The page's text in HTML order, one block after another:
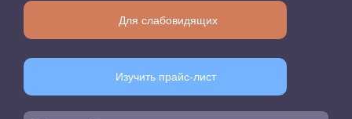
Для слабовидящих
Изучить прайс-лист